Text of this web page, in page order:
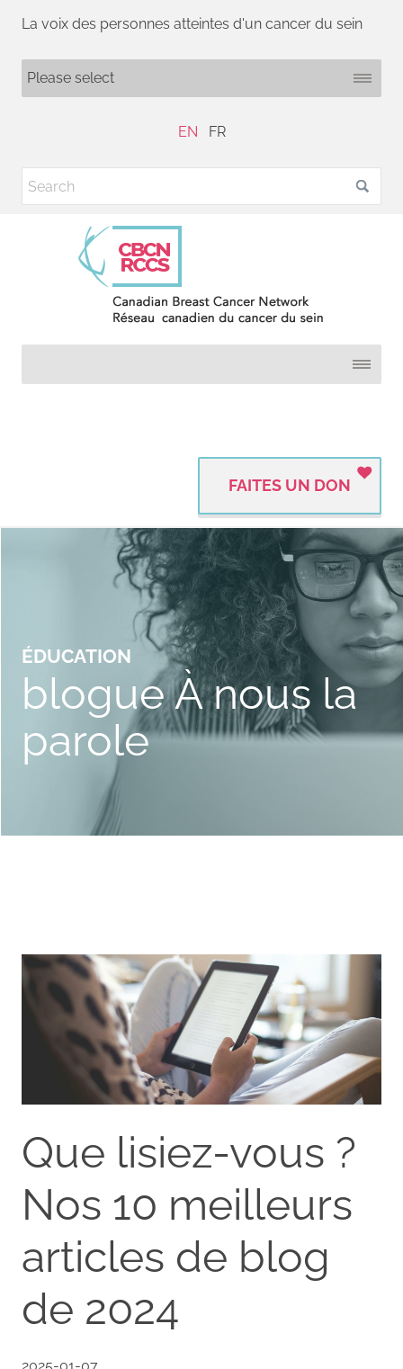
La voix des personnes atteintes d'un cancer du sein
EN FR
FAITES UN DON
ÉDUCATION
blogue À nous la
parole
Que lisiez-vous ?
Nos 10 meilleurs
articles de blog
de 2024
2025-01-07